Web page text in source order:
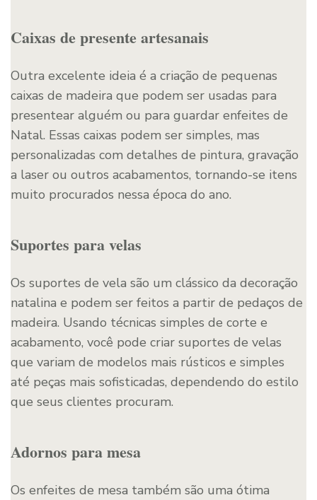
Caixas de presente artesanais
Outra excelente ideia é a criação de pequenas
caixas de madeira que podem ser usadas para
presentear alguém ou para guardar enfeites de
Natal. Essas caixas podem ser simples, mas
personalizadas com detalhes de pintura, gravação
a laser ou outros acabamentos, tornando-se itens
muito procurados nessa época do ano.
Suportes para velas
Os suportes de vela são um clássico da decoração
natalina e podem ser feitos a partir de pedaços de
madeira. Usando técnicas simples de corte e
acabamento, você pode criar suportes de velas
que variam de modelos mais rústicos e simples
até peças mais sofisticadas, dependendo do estilo
que seus clientes procuram.
Adornos para mesa
Os enfeites de mesa também são uma ótima